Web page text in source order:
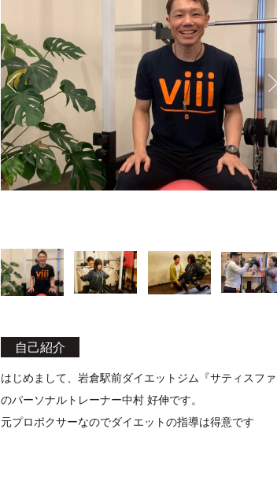
自己紹介
はじめまして、岩倉駅前ダイエットジム『サティスファ
のパーソナルトレーナー中村 好伸です。
元プロボクサーなのでダイエットの指導は得意です